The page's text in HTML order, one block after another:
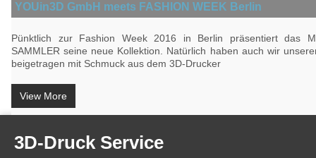
YOUin3D GmbH meets FASHION WEEK Berlin
Pünktlich zur Fashion Week 2016 in Berlin präsentiert das
SAMMLER seine neue Kollektion. Natürlich haben auch wir
beigetragen mit Schmuck aus dem 3D-Drucker
View More
3D-Druck Service